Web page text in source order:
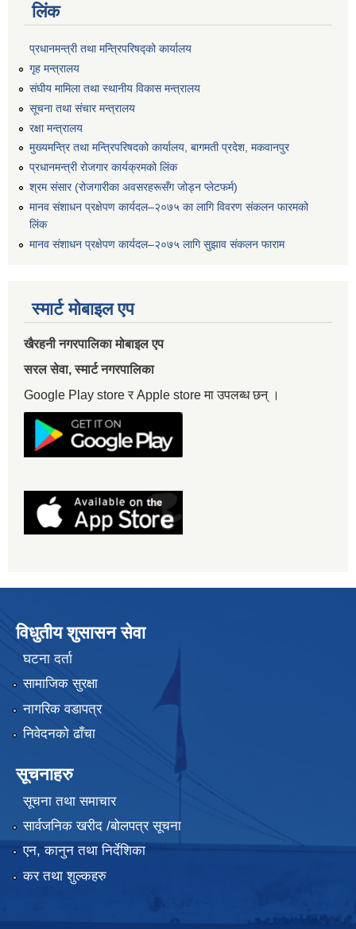
लिंक
प्रधानमन्त्री तथा मन्त्रिपरिषद्को कार्यालय
गृह मन्त्रालय
संघीय मामिला तथा स्थानीय विकास मन्त्रालय
सूचना तथा संचार मन्त्रालय
रक्षा मन्त्रालय
मुख्यमन्त्रि तथा मन्त्रिपरिषदको कार्यालय, बागमती प्रदेश, मकवानपुर
प्रधानमन्त्री रोजगार कार्यक्रमको लिंक
श्रम संसार (रोजगारीका अवसरहरूसँग जोड्न प्लेटफर्म)
मानव संशाधन प्रक्षेपण कार्यदल–२०७५ का लागि विवरण संकलन फारमको
लिंक
मानव संशाधन प्रक्षेपण कार्यदल–२०७५ लागि सुझाव संकलन फाराम
स्मार्ट मोबाइल एप
खैरहनी नगरपालिका मोबाइल एप
सरल सेवा, स्मार्ट नगरपालिका
Google Play store र Apple store मा उपलब्ध छन् ।
विधुतीय शुसासन सेवा
घटना दर्ता
सामाजिक सुरक्षा
नागरिक वडापत्र
निवेदनको ढाँचा
सूचनाहरु
सूचना तथा समाचार
सार्वजनिक खरीद /बोलपत्र सूचना
एन, कानुन तथा निर्देशिका
कर तथा शुल्कहरु